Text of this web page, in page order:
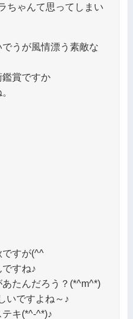
ちゃんて思ってしまい
うが風情漂う素敵な
賞ですか
すが(^^ゞ
すね♪
たんだろう？(*^m^*)
いですよね～♪
キ(*^-^*)♪